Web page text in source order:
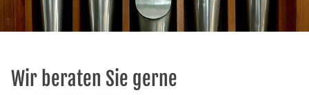
Wir beraten Sie gerne